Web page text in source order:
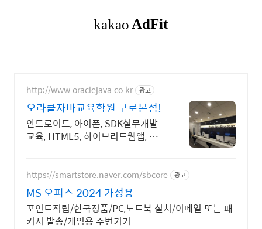
http://www.oraclejava.co.kr 광고
오라클자바교육학원 구로본점!
안드로이드, 아이폰, SDK실무개발
교육, HTML5, 하이브리드웹앱, 재
https://smartstore.naver.com/sbcore 광고
MS 오피스 2024 가정용
포인트적립/한국정품/PC,노트북 설치/이메일 또는 패
키지 발송/게임용 주변기기